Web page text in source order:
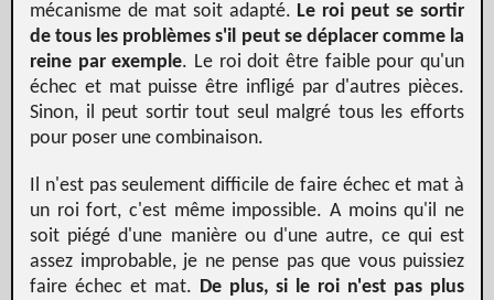
mécanisme de mat soit adapté. Le roi peut se sortir
de tous les problèmes s'il peut se déplacer comme la
reine par exemple. Le roi doit être faible pour qu'un
échec et mat puisse être infligé par d'autres pièces.
Sinon, il peut sortir tout seul malgré tous les efforts
pour poser une combinaison.
Il n'est pas seulement difficile de faire échec et mat à
un roi fort, c'est même impossible. A moins qu'il ne
soit piégé d'une manière ou d'une autre, ce qui est
assez improbable, je ne pense pas que vous puissiez
faire échec et mat. De plus, si le roi n'est pas plus